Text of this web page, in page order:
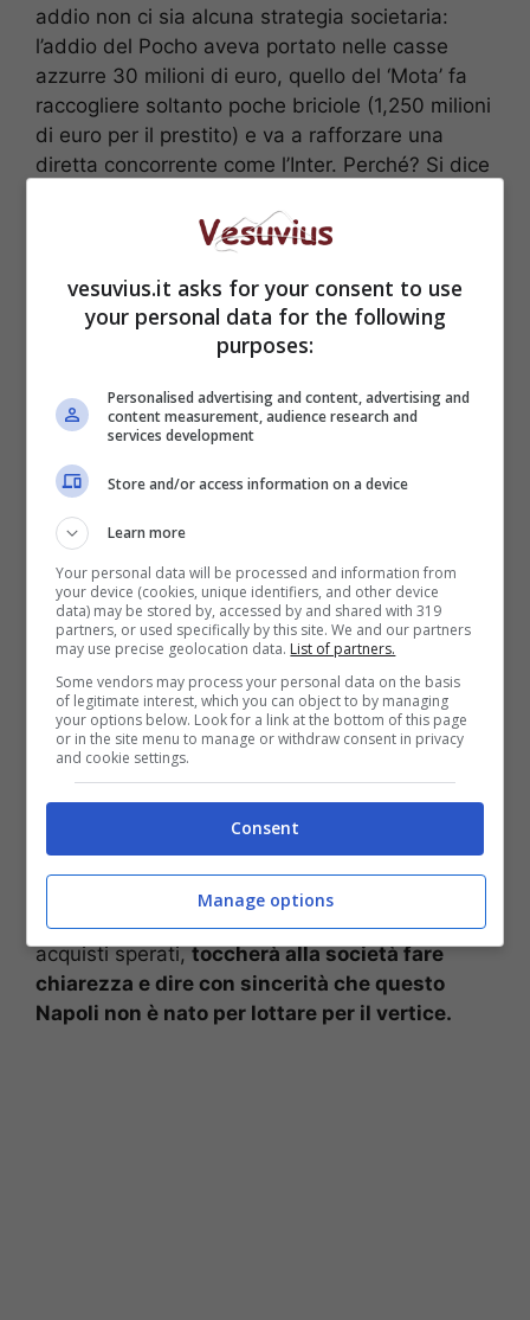
addio non ci sia alcuna strategia societaria:
l’addio del Pocho aveva portato nelle casse
azzurre 30 milioni di euro, quello del ‘Mota’ fa
raccogliere soltanto poche briciole (1,250 milioni
di euro per il prestito) e va a rafforzare una
diretta concorrente come l’Inter. Perché? Si dice
tempo per la sua cessione, ma davvero non
c’era un’altra soluzione?
A questo punto è lecito attendersi qualche
segnale da parte della società: Bigon ha dieci
giorni di tempo per sorprendere tutti con
almeno due colpi all’altezza. Servono un esterno
e un centrocampista perché è impensabile
affidamento come rincalzi sul solo Dzemaili e
sulla scommessa Donadel. Al momento il
rosso e se per il 31 agosto, quando si traccerà il
resoconto definitivo, non saranno arrivati gli
acquisti sperati,toccherà alla società fare
chiarezza e dire con sincerità che questo
Napoli non è nato per lottare per il vertice.
vesuvius.it asks for your consent to use
your personal data for the following
purposes:
Personalised advertising and content, advertising and
content measurement, audience research and
services development
Store and/or access information on a device
Learn more
Your personal data will be processed and information from
your device (cookies, unique identifiers, and other device
data) may be stored by, accessed by and shared with 319
partners, or used specifically by this site. We and our partners
may use precise geolocation data. List of partners.
Some vendors may process your personal data on the basis
of legitimate interest, which you can object to by managing
your options below. Look for a link at the bottom of this page
or in the site menu to manage or withdraw consent in privacy
and cookie settings.
Consent
Manage options